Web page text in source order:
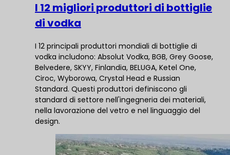
I 12 migliori produttori di bottiglie
di vodka
I 12 principali produttori mondiali di bottiglie di
vodka includono: Absolut Vodka, BGB, Grey Goose,
Belvedere, SKYY, Finlandia, BELUGA, Ketel One,
Ciroc, Wyborowa, Crystal Head e Russian
Standard. Questi produttori definiscono gli
standard di settore nell'ingegneria dei materiali,
nella lavorazione del vetro e nel linguaggio del
design.